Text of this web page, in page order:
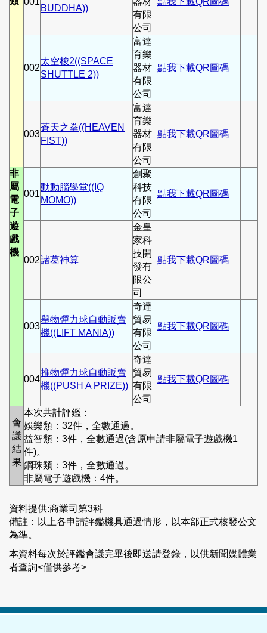
BUDDHA))
有限
公司
002
太空梭2((SPACE
SHUTTLE 2))
富達
育樂
器材
有限
公司
點我下載QR圖碼
003
蒼天之拳((HEAVEN
FIST))
富達
育樂
器材
有限
公司
點我下載QR圖碼
非
屬
電
子
遊
戲
機
001
動動腦學堂((IQ
MOMO))
創聚
科技
有限
公司
點我下載QR圖碼
002諸葛神算
金皇
家科
技開
發有
限公
司
點我下載QR圖碼
003
舉物彈力球自動販賣
機((LIFT MANIA))
奇達
貿易
有限
公司
點我下載QR圖碼
004
推物彈力球自動販賣
機((PUSH A PRIZE))
奇達
貿易
有限
公司
點我下載QR圖碼
會
議
結
果
本次共計評鑑：
娛樂類：32件，全數通過。
益智類：3件，全數通過(含原申請非屬電子遊戲機1
件)。
鋼珠類：3件，全數通過。
非屬電子遊戲機：4件。
資料提供:商業司第3科
備註：以上各申請評鑑機具通過情形，以本部正式核發公文
為準。
本資料每次於評鑑會議完畢後即送請登錄，以供新聞媒體業
者查詢<僅供參考>